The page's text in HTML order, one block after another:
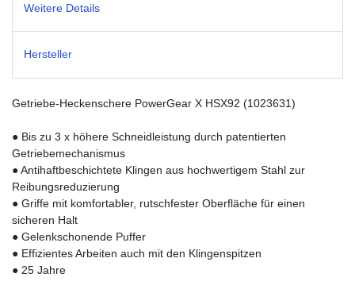
Weitere Details
Hersteller
Getriebe-Heckenschere PowerGear X HSX92 (1023631)
● Bis zu 3 x höhere Schneidleistung durch patentierten
Getriebemechanismus
● Antihaftbeschichtete Klingen aus hochwertigem Stahl zur
Reibungsreduzierung
● Griffe mit komfortabler, rutschfester Oberfläche für einen
sicheren Halt
● Gelenkschonende Puffer
● Effizientes Arbeiten auch mit den Klingenspitzen
● 25 Jahre